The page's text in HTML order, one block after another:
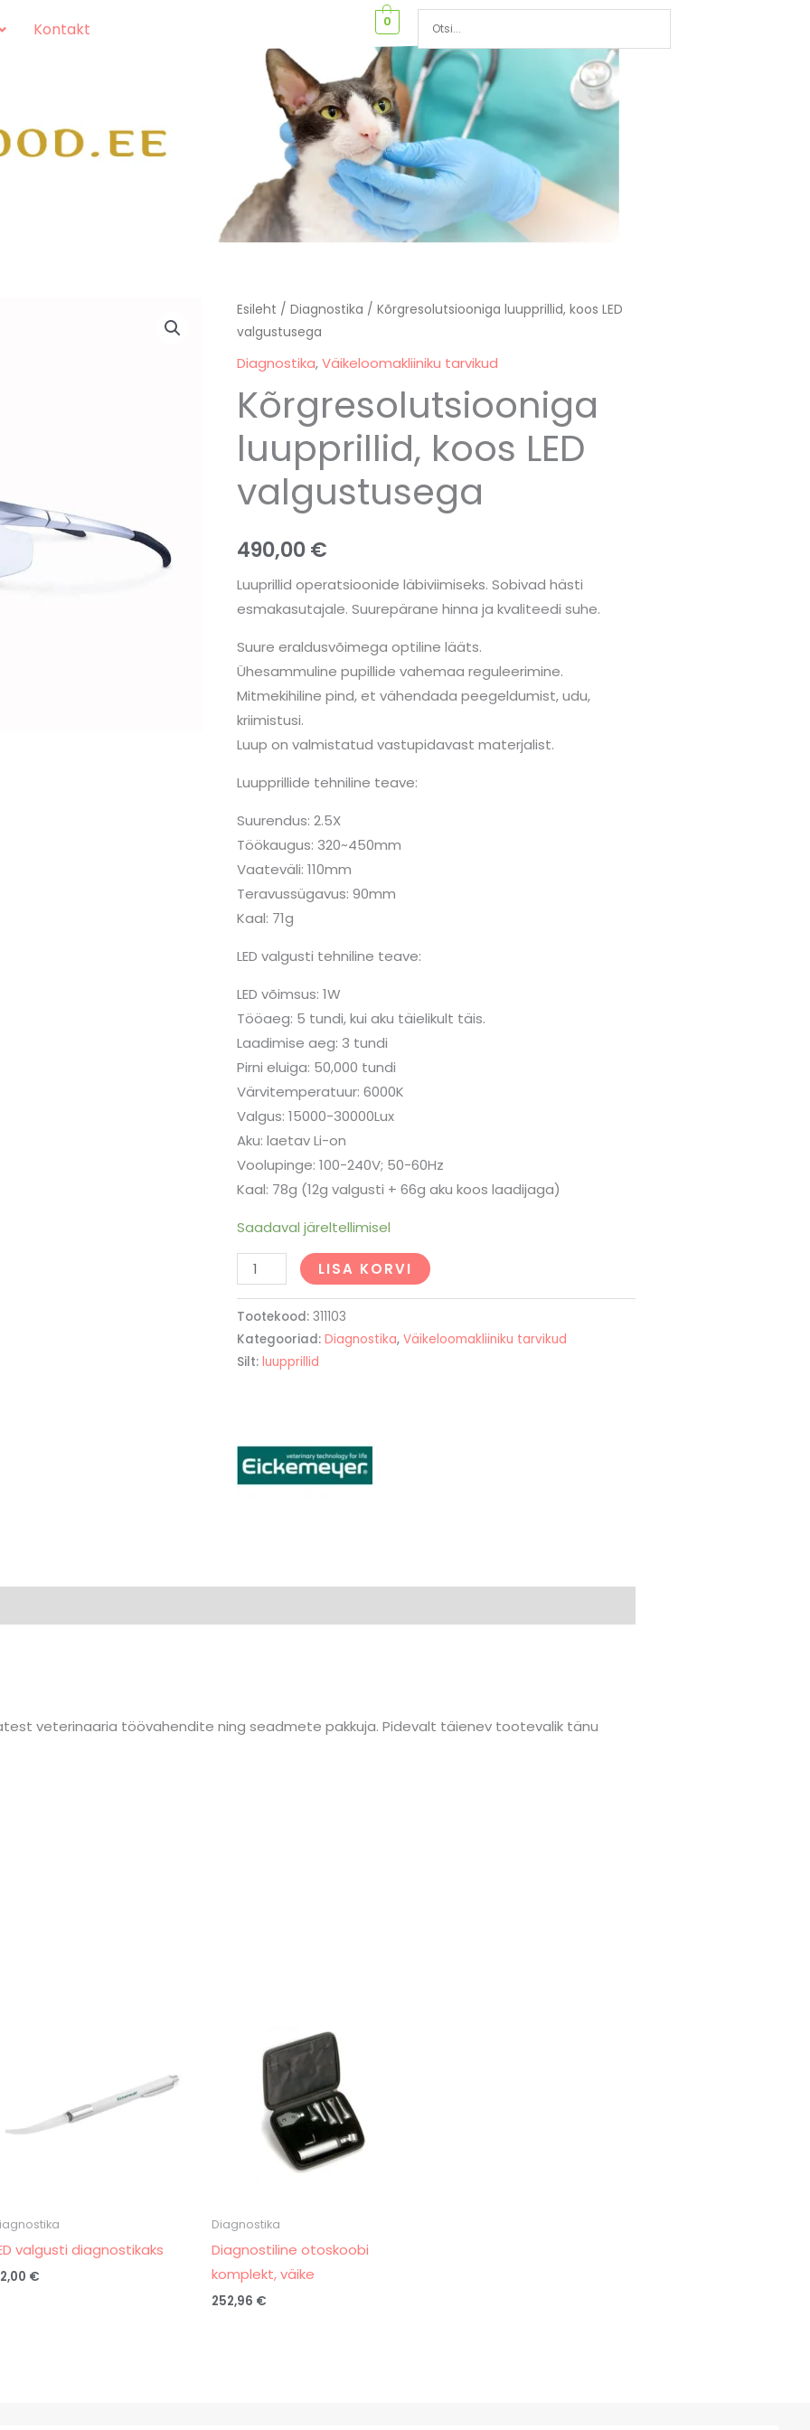
Kontakt 0
Esileht /Diagnostika / Kõrgresolutsiooniga luupprillid, koos LED
valgustusega
Diagnostika,Väikeloomakliiniku tarvikud
Kõrgresolutsiooniga
luupprillid, koos LED
valgustusega
490,00€
Luuprillid operatsioonide läbiviimiseks. Sobivad hästi
esmakasutajale. Suurepärane hinna ja kvaliteedi suhe.
Suure eraldusvõimega optiline lääts.
Ühesammuline pupillide vahemaa reguleerimine.
Mitmekihiline pind, et vähendada peegeldumist, udu,
kriimistusi.
Luup on valmistatud vastupidavast materjalist.
Luupprillide tehniline teave:
Suurendus: 2.5X
Töökaugus: 320~450mm
Vaateväli: 110mm
Teravussügavus: 90mm
Kaal: 71g
LED valgusti tehniline teave:
LED võimsus: 1W
Tööaeg: 5 tundi, kui aku täielikult täis.
Laadimise aeg: 3 tundi
Pirni eluiga: 50,000 tundi
Värvitemperatuur: 6000K
Valgus: 15000-30000Lux
Aku: laetav Li-on
Voolupinge: 100-240V; 50-60Hz
Kaal: 78g (12g valgusti + 66g aku koos laadijaga)
Saadaval järeltellimisel
Kõrgresolutsiooniga
luupprillid,
koos
valgustusega
kogus
LISA KORVI
Tootekood:311103
Kategooriad:Diagnostika,Väikeloomakliiniku tarvikud
Silt:luupprillid
veterinaaria töövahendite ning seadmete pakkuja. Pidevalt täienev tootevalik tänu
valgusti diagnostikaks
€
Diagnostika
Diagnostiline otoskoobi
komplekt, väike
252,96 €